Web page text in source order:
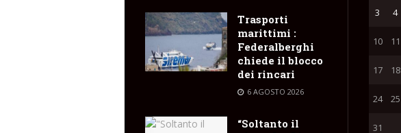
Trasporti
marittimi :
Federalberghi
chiede il blocco
dei rincari
6 AGOSTO 2026
“Soltanto il
3 4
10 11
17 18
24 25
31